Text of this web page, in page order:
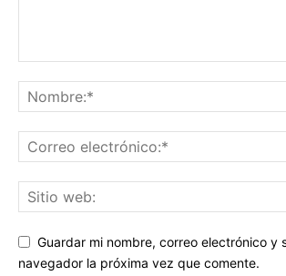
Guardar mi nombre, correo electrónico y
navegador la próxima vez que comente.